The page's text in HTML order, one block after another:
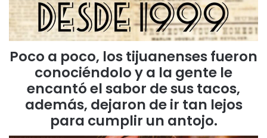
Poco a poco, los tijuanenses fueron
conociéndolo y a la gente le
encantó el sabor de sus tacos,
además, dejaron de ir tan lejos
para cumplir un antojo.